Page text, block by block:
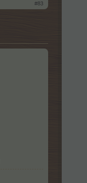
#83